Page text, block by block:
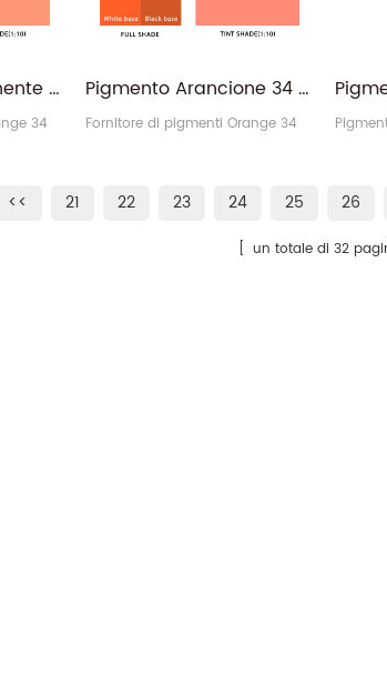
Arancione permanente ad alta resistenza del colore PO34 Pigmento organico Arancione 34
34
Pigmento Arancione 34 - Arancione permanente opaco PO34 Sostituisce il pigmento cromato di piombo
Fornitore di pigmenti Orange 34
<< 21 22 23 24 25 26
un totale di 32